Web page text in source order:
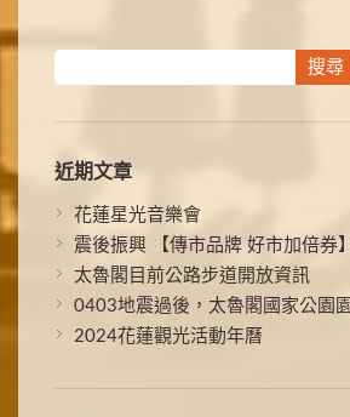
近期文章
花蓮星光音樂會
震後振興 【傳市品牌 好市加倍券
場！！
太魯閣目前公路步道開放資訊
0403地震過後，太魯閣國家公園
落石及土石流風險仍高
2024花蓮觀光活動年曆